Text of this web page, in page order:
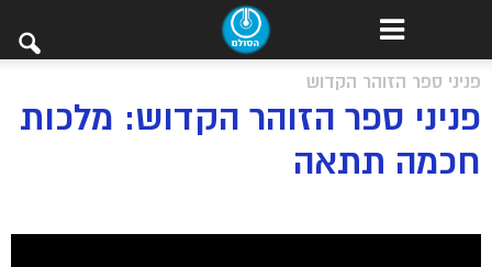
פניני ספר הזוהר הקדוש
פניני ספר הזוהר הקדוש: מלכות
חכמה תתאה